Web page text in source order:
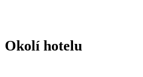
Okolí hotelu